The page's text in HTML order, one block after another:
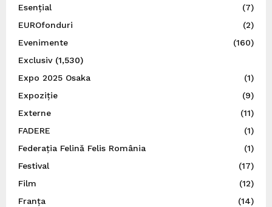
Esențial
(7)
EUROfonduri
(2)
Evenimente
(160)
Exclusiv(1,530)
Expo 2025 Osaka
(1)
Expoziție
(9)
Externe
(11)
FADERE
(1)
Federația Felină Felis România
(1)
Festival
(17)
Film
(12)
Franța
(14)